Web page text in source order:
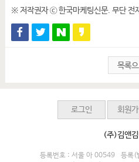
※ 저작권자 ⓒ 한국마케팅신문. 무단 전
목록
로그인 회원
(주)김앤
등록번호 : 서울 아 00549
등록(